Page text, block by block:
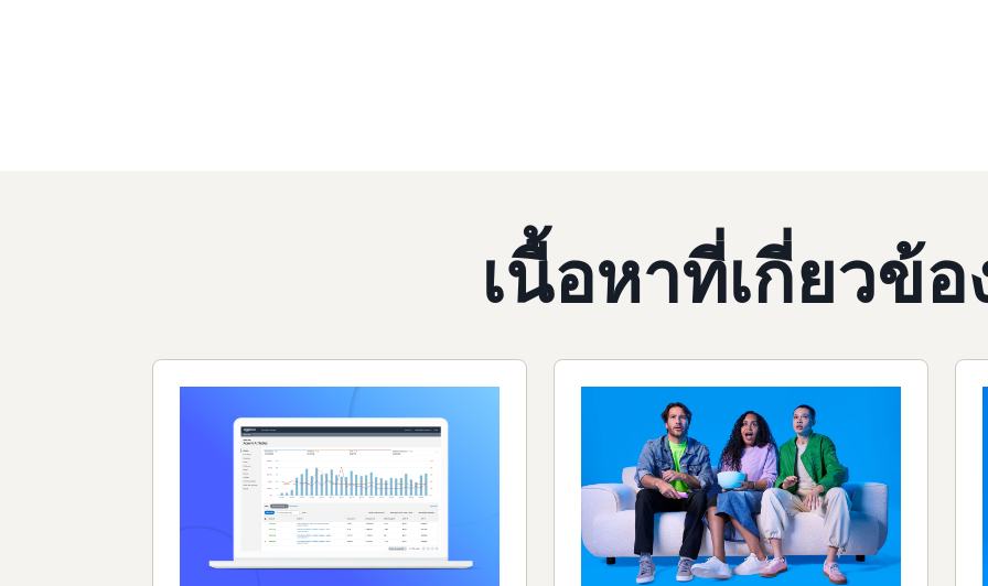
เนื้อหาที่เกี่ยวข้อ